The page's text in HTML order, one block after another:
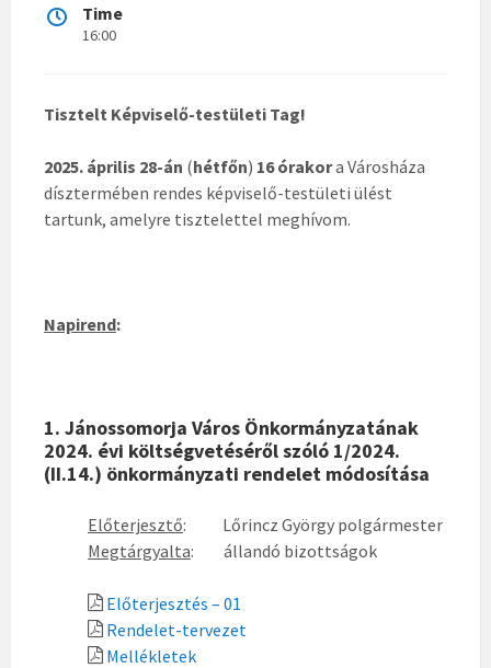
Time
16:00
Tisztelt Képviselő-testületi Tag!
2025. április 28-án (hétfőn) 16 órakora Városháza
dísztermében rendes képviselő-testületi ülést
tartunk, amelyre tisztelettel meghívom.
Napirend:
1. Jánossomorja Város Önkormányzatának
2024. évi költségvetéséről szóló 1/2024.
(II.14.) önkormányzati rendelet módosítása
Előterjesztő: Lőrincz György polgármester
Megtárgyalta: állandó bizottságok
Előterjesztés – 01
Rendelet-tervezet
Mellékletek